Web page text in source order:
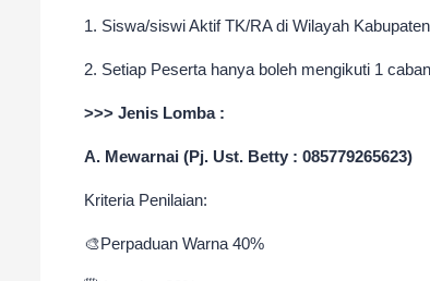
1. Siswa/siswi Aktif TK/RA di Wilayah
2. Setiap Peserta hanya boleh mengikuti 1
>>> Jenis Lomba :
A. Mewarnai (Pj. Ust. Betty : 085779265623)
Kriteria Penilaian:
🎨Perpaduan Warna 40%